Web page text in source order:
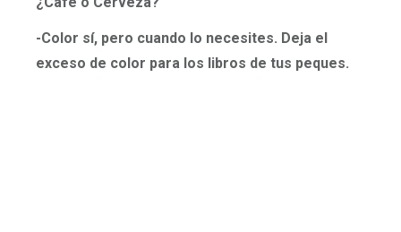
-Color sí, pero cuando lo necesites. Deja el
exceso de color para los libros de tus peques.